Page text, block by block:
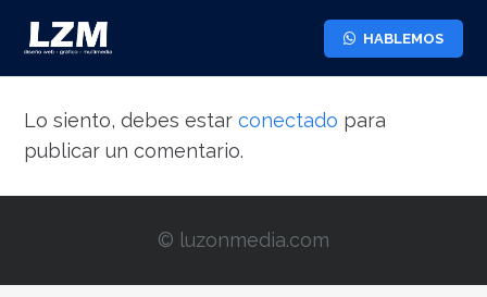
HABLEMOS
Lo siento, debes estarconectado para
publicar un comentario.
© luzonmedia.com